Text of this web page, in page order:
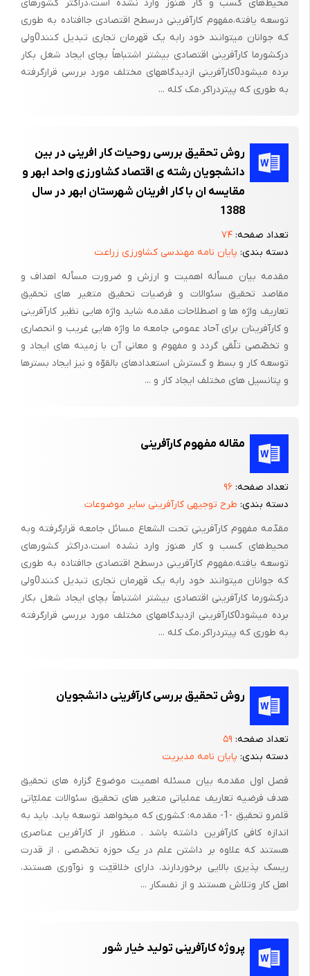
بدنه خودکار باید به اندازه کافی محکم باشد، بطوریکه در طول زمان
استفاده ترک بر ندارد و نشکند و دارای سوراخی باشد که فشار هوا را
برای جوهررسانی تامین نماید و این سوراخ نباید در طول زمان استفاده
در هیچ شرایطی پوشیده شود . بهترین نوع خودکار از نظر ظاهر،
خودکاری است که میزان مصرف جوهر را در یدکی شفاف نشان بدهد
باشد . جوهر نباید دارای مواد سمی بوده و اثر آن روی کاغذ بیشتر از
حد معمولی نباشد. خودکار که محصول مورد نظر در این طرح می باشد،
از گروه محصولاتی است که دارای مصارف اداری بوده و عموما جهت
نگارش مورد استفاده قرار می گیرد.
در جوامع مختلف بخصوص در جوامعی که دارای قشر تحصیل کرده یا
محصل باشد، میزان مصرف انواع خودکار بسیار زیاد می باشد.
خودکارهای عادی موجود در کشور معمولا در سه نوع عمده مدل بیک،
مدل اوژن و مدل رکسی یافت می شوند که اجزای هر یک به شرح ذیل
می باشد:
- توئی
- ساچمه و نوک فلزی
- نوک پلاستیکی
- درپوش
- پلاستیک انتهای لوله
- جوهر
ب - مدل اوژن )استارلت(
- ساچمه و نوک فلزی
- در پوش
- جوهر
ج- مدل رکسی
- لوله خارجی شکننده
- ساچمه و نوک فلزی
- تویی
- جوهر
محیط‌های کسب و کار هنوز وارد نشده است،دراکثر کشورهای
توسعه یافته،مفهوم کارآفرینی درسطح اقتصادی جاافتاده به طوری
که جوانان میتوانند خود رابه یک قهرمان تجاری تبدیل کنند0ولی
درکشورما کارآفرینی اقتصادی بیشتر اشتباهاً بچای ایجاد شغل بکار
برده میشود0کارآفرینی ازدیدگاههای مختلف مورد بررسی قرارگرفته
به طوری که پیتردراکر،مک کله ...
روش تحقیق بررسی روحیات کار افرینی در بین
دانشجویان رشته ی اقتصاد کشاورزی واحد ابهر و
مقایسه ان با کار افرینان شهرستان ابهر در سال
1388
تعداد صفحه: ۷۴
دسته بندی: پایان نامه مهندسی کشاورزی زراعت
مقدمه بیان مسأله اهمیت و ارزش و ضرورت مسأله اهداف و
مقاصد تحقیق سئوالات و فرضیات تحقیق متغیر های تحقیق
تعاریف واژه ها و اصطلاحات مقدمه شاید واژه هایی نظیر کارآفرینی
و کارآفرینان برای آحاد عمومی جامعه ما واژه هایی غریب و انحصاری
و تخصّصی تلّقی گردد و مفهوم و معانی آن با زمینه های ایجاد و
توسعه کار و بسط و گسترش استعدادهای بالقوّه و نیز ایجاد بسترها
و پتانسیل های مختلف ایجاد کار و ...
مقاله مفهوم کارآفرینی
تعداد صفحه: ۹۶
دسته بندی: طرح توجیهی کارآفرینی سایر موضوعات
مقدّمه مفهوم کارآفرینی تحت الشعاع مسائل جامعه قرارگرفته وبه
محیط‌های کسب و کار هنوز وارد نشده است،دراکثر کشورهای
توسعه یافته،مفهوم کارآفرینی درسطح اقتصادی جاافتاده به طوری
که جوانان میتوانند خود رابه یک قهرمان تجاری تبدیل کنند0ولی
درکشورما کارآفرینی اقتصادی بیشتر اشتباهاً بچای ایجاد شغل بکار
برده میشود0کارآفرینی ازدیدگاههای مختلف مورد بررسی قرارگرفته
به طوری که پیتردراکر،مک کله ...
روش تحقیق بررسی کارآفرینی دانشجویان
تعداد صفحه: ۵۹
دسته بندی: پایان نامه مدیریت
فصل اول مقدمه بیان مسئله اهمیت موضوع گزاره ­های تحقیق
هدف فرضیه تعاریف عملیاتی متغیر های تحقیق سئوالات عملیّاتی
قلمرو تحقیق -1- مقدمه: کشوری که می­خواهد توسعه یابد، باید به
اندازه کافی کارآفرین داشته باشد . منظور از کارآفرین عناصری
هستند که علاوه بر داشتن علم در یک حوزه تخصّصی ، از قدرت
ریسک­ پذیری بالایی برخوردارند، دارای خلاقیّت و نوآوری هستند،
اهل کار وتلاش هستند و از نفس­کار ...
پروژه کارآفرینی تولید خیار شور